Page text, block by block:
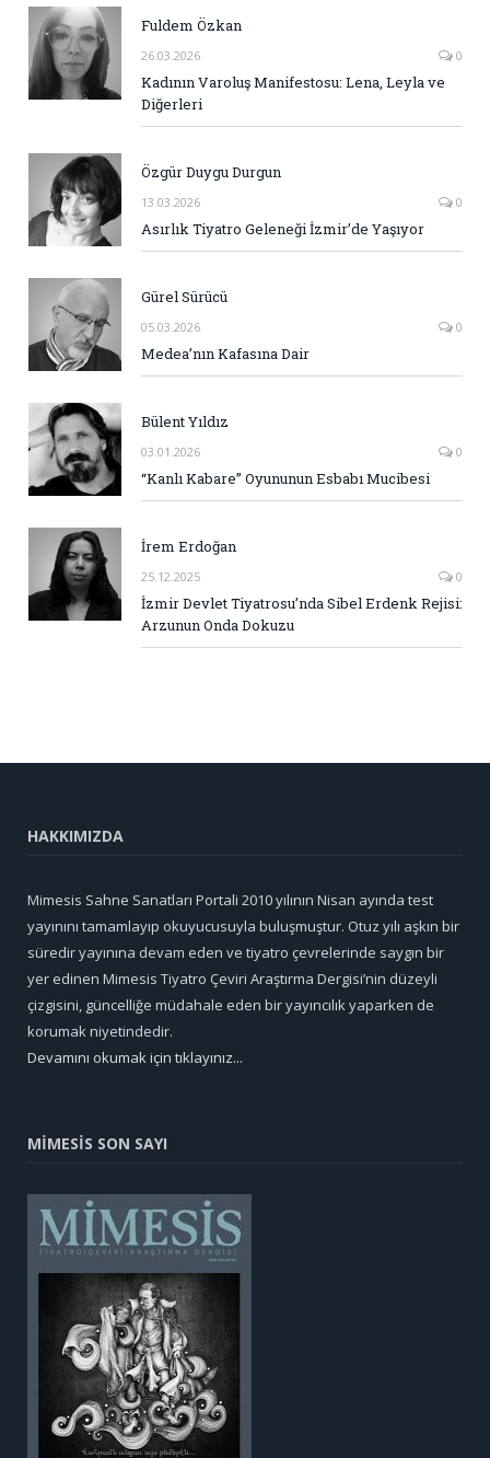
Fuldem Özkan
26.03.2026 0
Kadının Varoluş Manifestosu: Lena, Leyla ve
Diğerleri
Özgür Duygu Durgun
13.03.2026 0
Asırlık Tiyatro Geleneği İzmir’de Yaşıyor
Gürel Sürücü
05.03.2026 0
Medea’nın Kafasına Dair
Bülent Yıldız
03.01.2026 0
“Kanlı Kabare” Oyununun Esbabı Mucibesi
İrem Erdoğan
25.12.2025 0
İzmir Devlet Tiyatrosu’nda Sibel Erdenk Rejisi:
Arzunun Onda Dokuzu
HAKKIMIZDA
Mimesis Sahne Sanatları Portali 2010 yılının Nisan ayında test
yayınını tamamlayıp okuyucusuyla buluşmuştur. Otuz yılı aşkın bir
süredir yayınına devam eden ve tiyatro çevrelerinde saygın bir
yer edinen Mimesis Tiyatro Çeviri Araştırma Dergisi’nin düzeyli
çizgisini, güncelliğe müdahale eden bir yayıncılık yaparken de
korumak niyetindedir.
Devamını okumak için tıklayınız...
MİMESİS SON SAYI